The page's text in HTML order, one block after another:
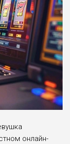
онлайн-